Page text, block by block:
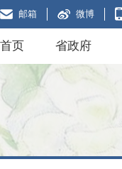
邮箱 微博
首页 省政府